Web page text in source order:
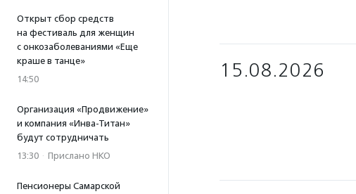
Открыт сбор средств
на фестиваль для женщин
с онкозаболеваниями «Еще
краше в танце»
14:50
Организация «Продвижение»
и компания «Инва-Титан»
будут сотрудничать
13:30 · Прислано НКО
Пенсионеры Самарской
15.08.2026